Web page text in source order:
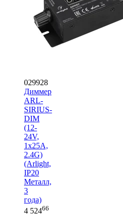
029928
Диммер
ARL-
SIRIUS-
DIM
(12-
24V,
1x25A,
2.4G)
(Arlight,
IP20
Металл,
3
года)
4 52466